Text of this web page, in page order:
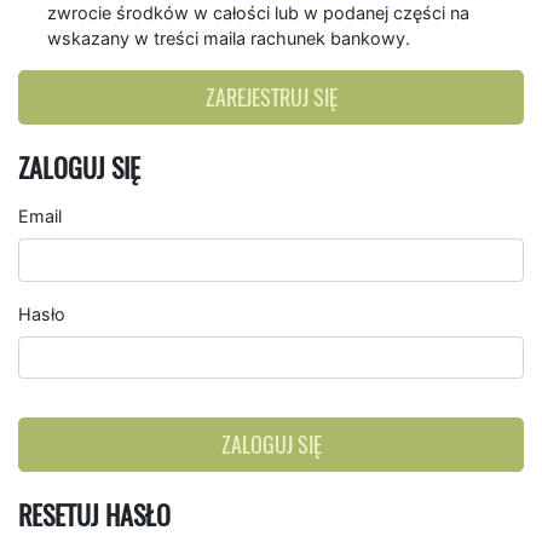
zwrocie środków w całości lub w podanej części na
wskazany w treści maila rachunek bankowy.
ZAREJESTRUJ SIĘ
ZALOGUJ SIĘ
Email
Hasło
ZALOGUJ SIĘ
RESETUJ HASŁO